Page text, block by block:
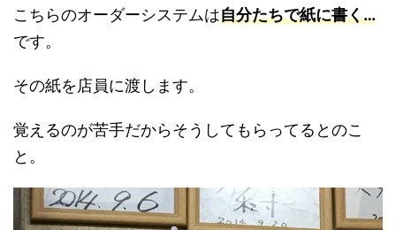
こちらのオーダーシステムは自分たちで紙に書く…
です。
その紙を店員に渡します。
覚えるのが苦手だからそうしてもらってるとのこ
と。